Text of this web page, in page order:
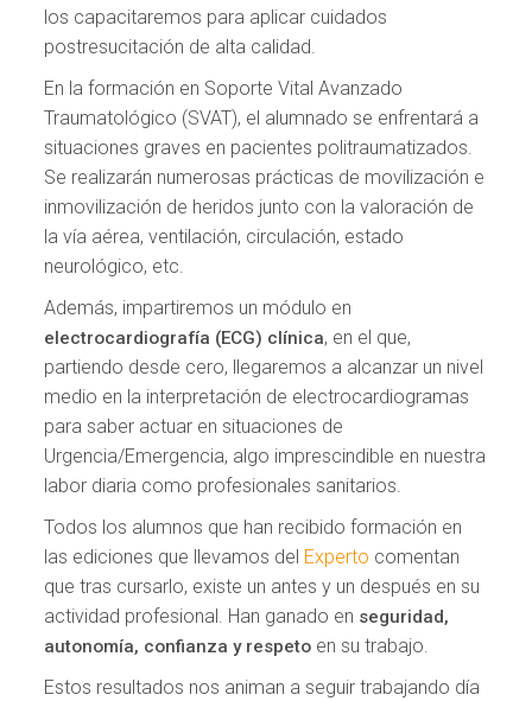
los capacitaremos para aplicar cuidados
postresucitación de alta calidad.
En la formación en Soporte Vital Avanzado
Traumatológico (SVAT), el alumnado se enfrentará a
situaciones graves en pacientes politraumatizados.
Se realizarán numerosas prácticas de movilización e
inmovilización de heridos junto con la valoración de
la vía aérea, ventilación, circulación, estado
neurológico, etc.
Además, impartiremos un módulo en
electrocardiografía (ECG) clínica, en el que,
partiendo desde cero, llegaremos a alcanzar un nivel
medio en la interpretación de electrocardiogramas
para saber actuar en situaciones de
Urgencia/Emergencia, algo imprescindible en nuestra
labor diaria como profesionales sanitarios.
Todos los alumnos que han recibido formación en
las ediciones que llevamos del Experto comentan
que tras cursarlo, existe un antes y un después en su
actividad profesional. Han ganado en seguridad,
autonomía, confianza y respeto en su trabajo.
Estos resultados nos animan a seguir trabajando día